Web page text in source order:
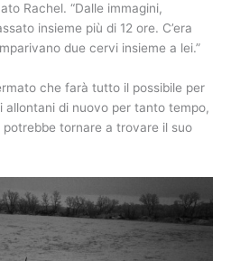
Rachel. “Dalle immagini,
insieme più di 12 ore. C’era
due cervi insieme a lei.”
che farà tutto il possibile per
allontani di nuovo per tanto tempo,
tornare a trovare il suo